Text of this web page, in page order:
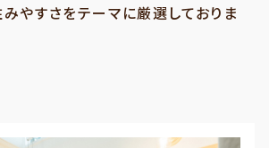
やすさをテーマに厳選しておりま